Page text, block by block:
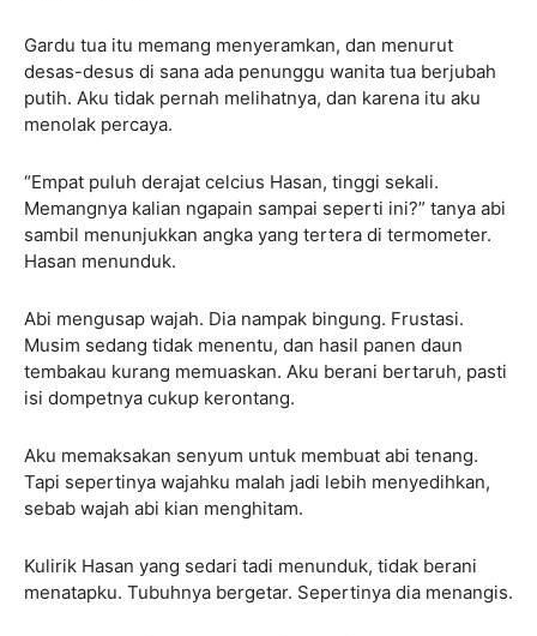
Gardu tua itu memang menyeramkan, dan menurut
desas-desus di sana ada penunggu wanita tua berjubah
putih. Aku tidak pernah melihatnya, dan karena itu aku
menolak percaya.
“Empat puluh derajat celcius Hasan, tinggi sekali.
Memangnya kalian ngapain sampai seperti ini?” tanya abi
sambil menunjukkan angka yang tertera di termometer.
Hasan menunduk.
Abi mengusap wajah. Dia nampak bingung. Frustasi.
Musim sedang tidak menentu, dan hasil panen daun
tembakau kurang memuaskan. Aku berani bertaruh, pasti
isi dompetnya cukup kerontang.
Aku memaksakan senyum untuk membuat abi tenang.
Tapi sepertinya wajahku malah jadi lebih menyedihkan,
sebab wajah abi kian menghitam.
Kulirik Hasan yang sedari tadi menunduk, tidak berani
menatapku. Tubuhnya bergetar. Sepertinya dia menangis.